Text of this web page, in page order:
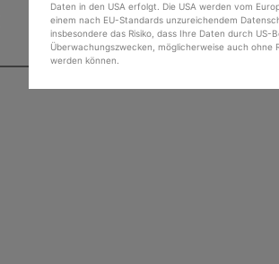
Daten in den USA erfolgt. Die USA werden vom
einem nach EU-Standards unzureichendem
insbesondere das Risiko, dass Ihre Daten durch US-
Überwachungszwecken, möglicherweise auch
werden können.